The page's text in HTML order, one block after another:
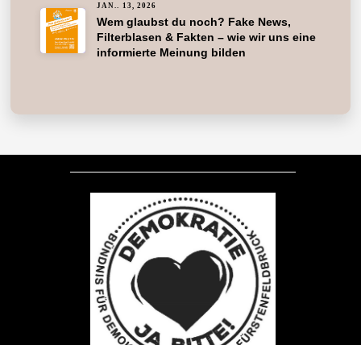
JAN.. 13, 2026
Wem glaubst du noch? Fake News,
Filterblasen & Fakten – wie wir uns eine
informierte Meinung bilden